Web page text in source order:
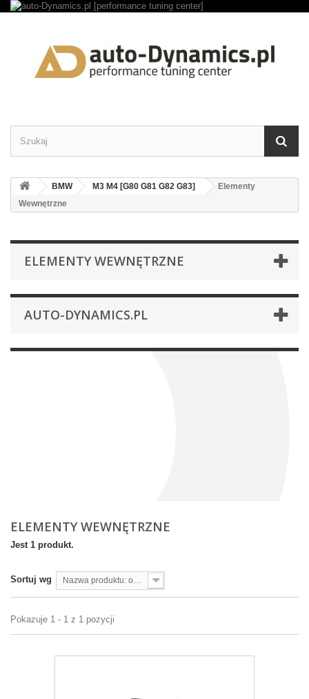
BMW M3 M4 [G80 G81 G82 G83]
Elementy
Wewnętrzne
ELEMENTY WEWNĘTRZNE
AUTO-DYNAMICS.PL
ELEMENTY WEWNĘTRZNE
Jest 1 produkt.
Sortuj wg Nazwa produktu: od A do Z
Pokazuje 1 - 1 z 1 pozycji